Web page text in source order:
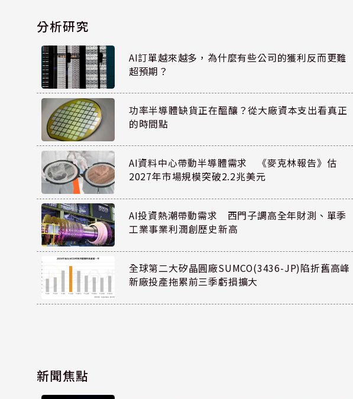
分析研究
AI訂單越來越多，為什麼有些公司的獲利反而更難
超預期？
功率半導體缺貨正在醞釀？從大廠資本支出看真正
的時間點
AI資料中心帶動半導體需求 《麥克林報告》估
2027年市場規模突破2.2兆美元
AI投資熱潮帶動需求 西門子調高全年財測、單季
工業事業利潤創歷史新高
全球第二大矽晶圓廠SUMCO(3436-JP)陷折舊高峰
新廠投產拖累前三季虧損擴大
新聞焦點